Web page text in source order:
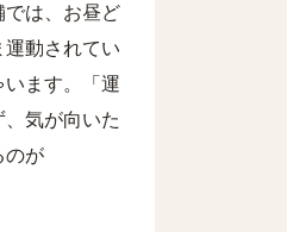
は、お昼ど
動されてい
ます。「運
気が向いた
のが